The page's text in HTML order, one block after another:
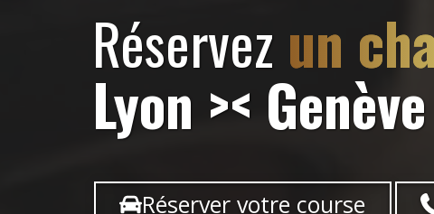
Réservez un
Lyon >< Genève
Réserver votre course